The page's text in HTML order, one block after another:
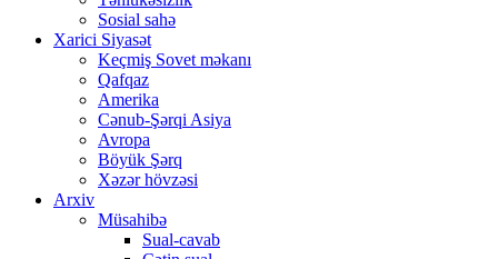
Sosial sahə
Xarici Siyasət
Keçmiş Sovet məkanı
Qafqaz
Amerika
Cənub-Şərqi Asiya
Avropa
Böyük Şərq
Xəzər hövzəsi
Arxiv
Müsahibə
Sual-cavab